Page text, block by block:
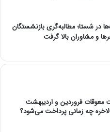
در شستا؛ مطالبه‌گری بازنشستگان
و مشاوران بالا گرفت
معوقات فروردین و اردیبهشت
چه زمانی پرداخت می‌شود؟